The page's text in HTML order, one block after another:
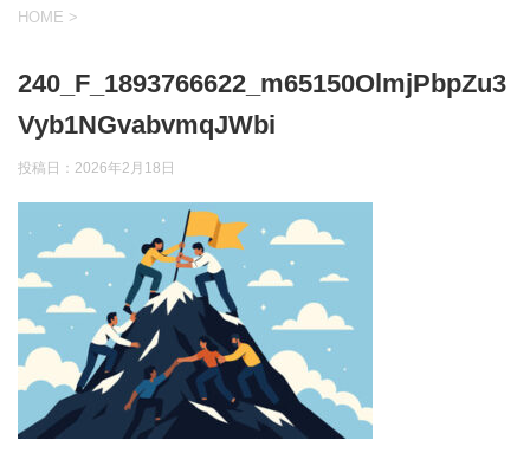
HOME >
240_F_1893766622_m65150OlmjPbpZu3
Vyb1NGvabvmqJWbi
投稿日： 2026年2月18日